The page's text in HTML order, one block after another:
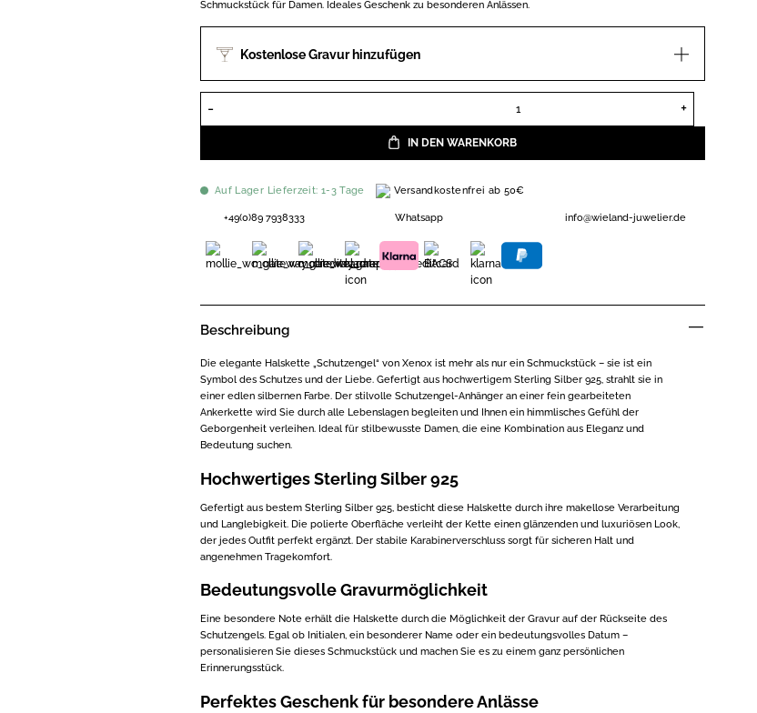
Schmuckstück für Damen. Ideales Geschenk zu besonderen Anlässen.
Kostenlose Gravur hinzufügen
Xenox Schutzengel Halskette Sterling Silber 925 XS3500K Menge
IN DEN WARENKORB
Auf Lager Lieferzeit: 1-3 Tage Versandkostenfrei ab 50€
+49(0)89 7938333 Whatsapp info@wieland-juwelier.de
Beschreibung
Die elegante Halskette „Schutzengel“ von Xenox ist mehr als nur ein Schmuckstück – sie ist ein
Symbol des Schutzes und der Liebe. Gefertigt aus hochwertigem Sterling Silber 925, strahlt sie in
einer edlen silbernen Farbe. Der stilvolle Schutzengel-Anhänger an einer fein gearbeiteten
Ankerkette wird Sie durch alle Lebenslagen begleiten und Ihnen ein himmlisches Gefühl der
Geborgenheit verleihen. Ideal für stilbewusste Damen, die eine Kombination aus Eleganz und
Bedeutung suchen.
Hochwertiges Sterling Silber 925
Gefertigt aus bestem Sterling Silber 925, besticht diese Halskette durch ihre makellose Verarbeitung
und Langlebigkeit. Die polierte Oberfläche verleiht der Kette einen glänzenden und luxuriösen Look,
der jedes Outfit perfekt ergänzt. Der stabile Karabinerverschluss sorgt für sicheren Halt und
angenehmen Tragekomfort.
Bedeutungsvolle Gravurmöglichkeit
Eine besondere Note erhält die Halskette durch die Möglichkeit der Gravur auf der Rückseite des
Schutzengels. Egal ob Initialen, ein besonderer Name oder ein bedeutungsvolles Datum –
personalisieren Sie dieses Schmuckstück und machen Sie es zu einem ganz persönlichen
Erinnerungsstück.
Perfektes Geschenk für besondere Anlässe